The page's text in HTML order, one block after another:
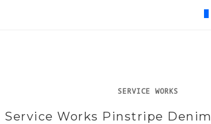
SERVICE WORKS
Service Works Pinstripe